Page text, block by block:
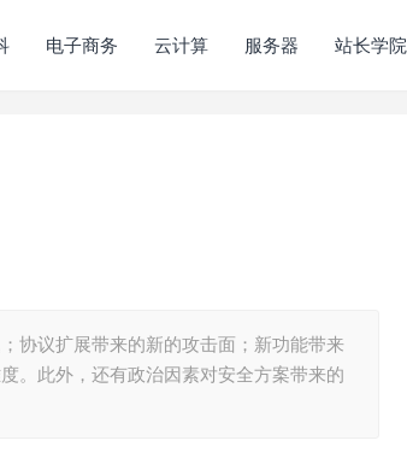
电子商务 云计算 服务器 站长学院
协议扩展带来的新的攻击面；新功能带来
。此外，还有政治因素对安全方案带来的